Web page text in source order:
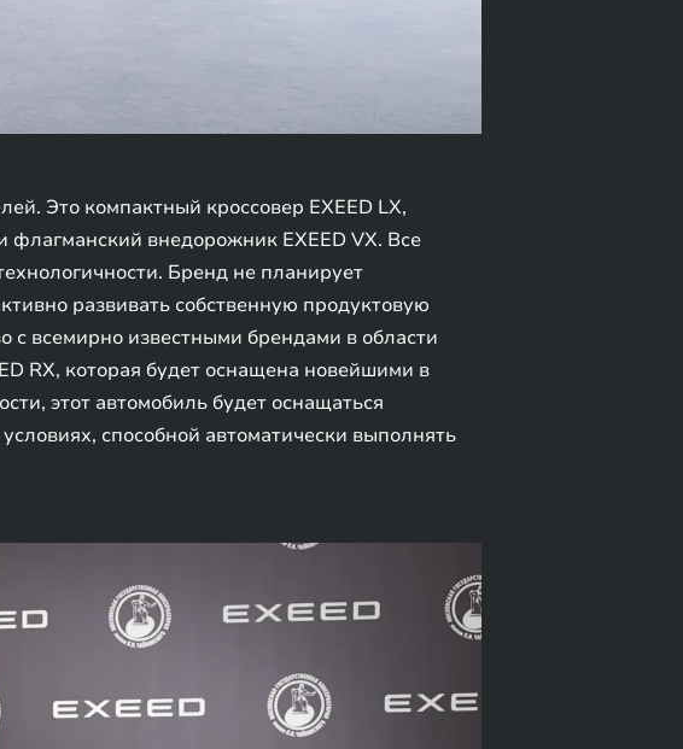
Это компактный кроссовер EXEED LX,
флагманский внедорожник EXEED VX. Все
Бренд не планирует
развивать собственную продуктовую
с всемирно известными брендами в области
RX, которая будет оснащена новейшими в
этот автомобиль будет оснащаться
способной автоматически выполнять